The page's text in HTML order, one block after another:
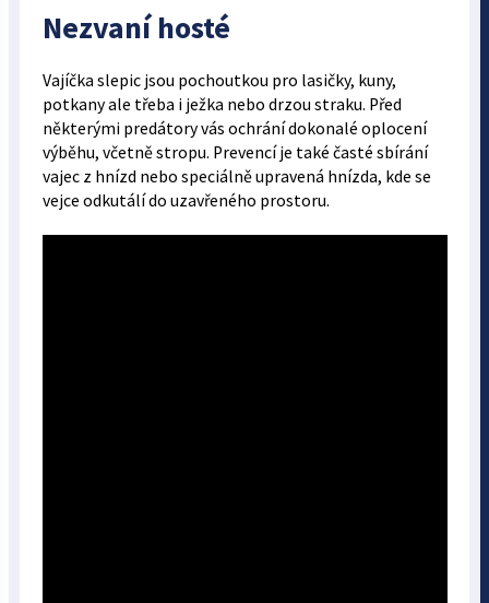
Nezvaní hosté
Vajíčka slepic jsou pochoutkou pro lasičky, kuny,
potkany ale třeba i ježka nebo drzou straku. Před
některými predátory vás ochrání dokonalé oplocení
výběhu, včetně stropu. Prevencí je také časté sbírání
vajec z hnízd nebo speciálně upravená hnízda, kde se
vejce odkutálí do uzavřeného prostoru.